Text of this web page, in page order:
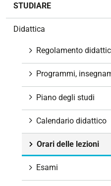
STUDIARE
Didattica
Regolamento
Programmi,
Piano degli studi
Calendario didattico
Orari delle lezioni
Esami